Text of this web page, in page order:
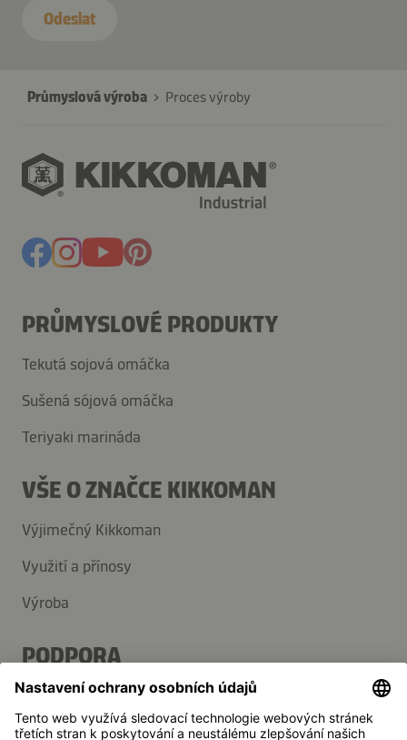
Odeslat
Průmyslová výroba Proces výroby
PRŮMYSLOVÉ PRODUKTY
Tekutá sojová omáčka
Sušená sójová omáčka
Teriyaki marináda
VŠE O ZNAČCE KIKKOMAN
Výjimečný Kikkoman
Využití a přínosy
Výroba
PODPORA
Kontakt
Často kladené dotazy